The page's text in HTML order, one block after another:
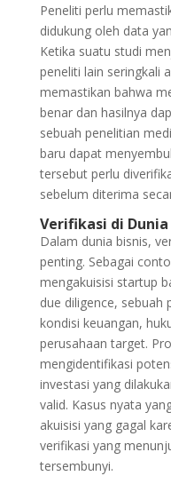
Peneliti perlu
didukung oleh data
Ketika suatu studi
peneliti lain seringkali
memastikan bahwa
benar dan hasilnya
sebuah penelitian
baru dapat
tersebut perlu
sebelum diterima
Verifikasi di Dunia
Dalam dunia bisnis,
penting. Sebagai
mengakuisisi startup
due diligence, sebuah
kondisi keuangan,
perusahaan target.
mengidentifikasi
investasi yang
valid. Kasus nyata
akuisisi yang gagal
verifikasi yang
tersembunyi.